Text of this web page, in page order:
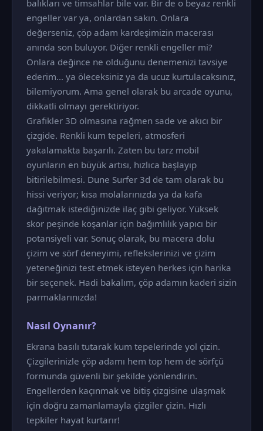
balıkları ve timsahlar bile var. Bir de o beyaz renkli
engeller var ya, onlardan sakın. Onlara
değerseniz, çöp adam kardeşimizin macerası
anında son buluyor. Diğer renkli engeller mi?
Onlara değince ne olduğunu denemenizi tavsiye
ederim... ya öleceksiniz ya da ucuz kurtulacaksınız,
bilemiyorum. Ama genel olarak bu arcade oyunu,
dikkatli olmayı gerektiriyor.
Grafikler 3D olmasına rağmen sade ve akıcı bir
çizgide. Renkli kum tepeleri, atmosferi
yakalamakta başarılı. Zaten bu tarz mobil
oyunların en büyük artısı, hızlıca başlayıp
bitirilebilmesi. Dune Surfer 3d de tam olarak bu
hissi veriyor; kısa molalarınızda ya da kafa
dağıtmak istediğinizde ilaç gibi geliyor. Yüksek
skor peşinde koşanlar için bağımlılık yapıcı bir
potansiyeli var. Sonuç olarak, bu macera dolu
çizim ve sörf deneyimi, reflekslerinizi ve çizim
yeteneğinizi test etmek isteyen herkes için harika
bir seçenek. Hadi bakalım, çöp adamın kaderi sizin
parmaklarınızda!
Nasıl Oynanır?
Ekrana basılı tutarak kum tepelerinde yol çizin.
Çizgilerinizle çöp adamı hem top hem de sörfçü
formunda güvenli bir şekilde yönlendirin.
Engellerden kaçınmak ve bitiş çizgisine ulaşmak
için doğru zamanlamayla çizgiler çizin. Hızlı
tepkiler hayat kurtarır!